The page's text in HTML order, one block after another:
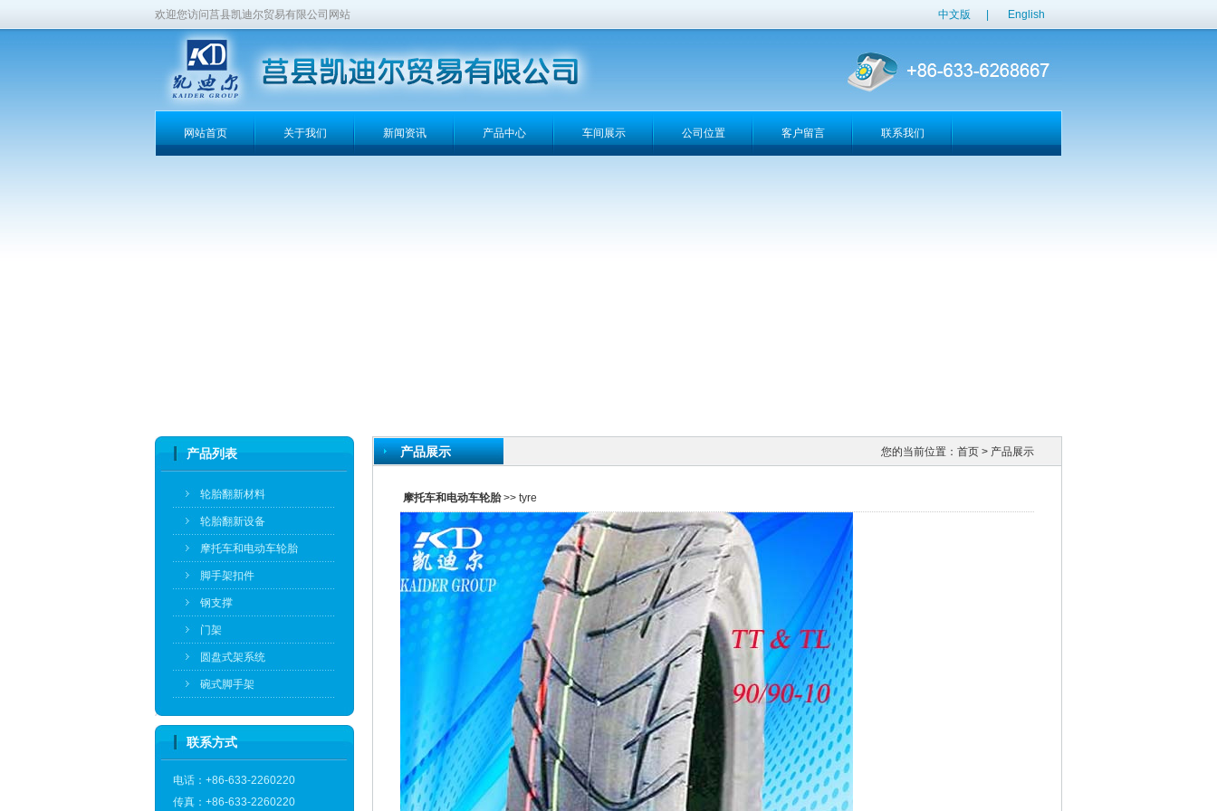
欢迎您访问莒县凯迪尔贸易有限公司网站 中文版 English
网站首页 关于我们 新闻资讯 产品中心 车间展示 公司位置 客户留言 联系我们
产品列表
轮胎翻新材料
轮胎翻新设备
摩托车和电动车轮胎
脚手架扣件
钢支撑
门架
圆盘式架系统
碗式脚手架
联系方式
电话：+86-633-2260220
传真：+86-633-2260220
您的当前位置： 首页 > 产品展示
产品展示
摩托车和电动车轮胎>> tyre